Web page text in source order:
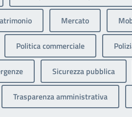
Mercato
Politica commerciale
Sicurezza pubblica
Trasparenza amministrativa